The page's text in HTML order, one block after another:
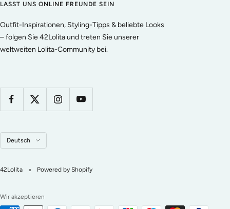
LASST UNS ONLINE FREUNDE SEIN
Outfit-Inspirationen, Styling-Tipps & beliebte Looks
– folgen Sie 42Lolita und treten Sie unserer
weltweiten Lolita-Community bei.
Sprache
Deutsch
42Lolita Powered by Shopify
Wir akzeptieren